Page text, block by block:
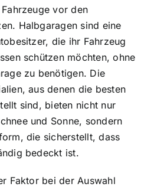
vor den
Halbgaragen sind eine
die ihr Fahrzeug
schützen möchten, ohne
zu benötigen. Die
aus denen die besten
sind, bieten nicht nur
und Sonne, sondern
die sicherstellt, dass
bedeckt ist.
Faktor bei der Auswahl